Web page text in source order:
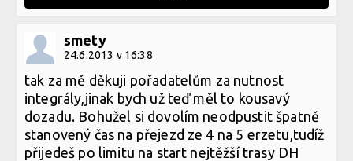
smety
24.6.2013 v 16:38
tak za mě děkuji pořadatelům za nutnost
integrály,jinak bych už teď měl to kousavý
dozadu. Bohužel si dovolím neodpustit špatně
stanovený čas na přejezd ze 4 na 5 erzetu,tudíž
přijedeš po limitu na start nejtěžší trasy DH